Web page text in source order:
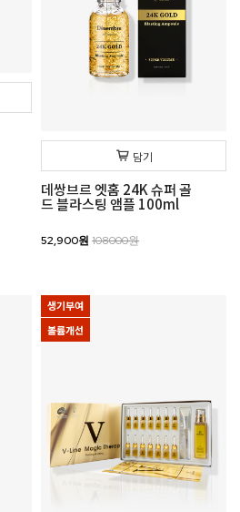
담기
데쌍브르 엣홈 24K 슈퍼 골
드 블라스팅 앰플 100ml
52,900원 108000원
생기부여
볼륨개선